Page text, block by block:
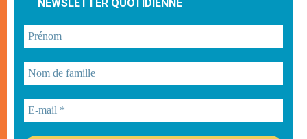
NEWSLETTER QUOTIDIENNE